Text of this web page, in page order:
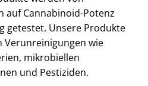
auf Cannabinoid-Potenz
getestet. Unsere Produkte
wie
mikrobiellen
und Pestiziden.